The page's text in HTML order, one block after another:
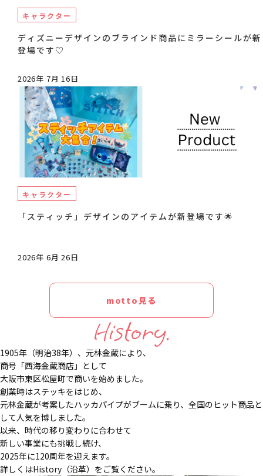
キャラクター
ディズニーデザインのブラインド商品にミラーシールが新
登場です♡
2026年 7月 16日
キャラクター
「スティッチ」デザインのアイテムが新登場です🌟
2026年 6月 26日
motto見る
History.
1905年（明治38年）、元林金蔵により、
商号「西海金蔵商店」として
大阪市東区松屋町で商いを始めました。
創業時はステッキをはじめ、
元林金蔵が考案したハッカパイプがブームに乗り、全国のヒット商品と
して人気を博しました。
以来、時代の移り変わりに合わせて
新しい事業にも挑戦し続け、
2025年に120周年を迎えます。
詳しくはHistory（沿革）をご覧ください。